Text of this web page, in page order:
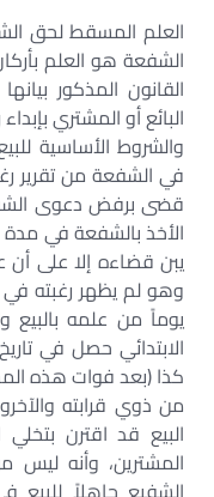
القانون المذكور
البائع أو المشتري
والشروط الأساسية
في الشفعة من تقرير
قضى برفض دعوى
الأخذ بالشفعة في
يبن قضاءه إلا على أن
وهو لم يظهر رغبته
يوماً من علمه بالبيع
الابتدائي حصل في
كذا (بعد فوات هذه
من ذوي قرابته
البيع قد اقترن بتخلي
المشترين، وأنه ليس